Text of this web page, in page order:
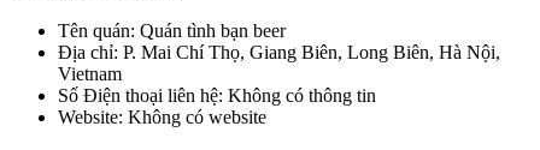
Tên quán: Quán tình bạn beer
Địa chỉ: P. Mai Chí Thọ, Giang Biên, Long Biên, Hà Nội,
Vietnam
Số Điện thoại liên hệ: Không có thông tin
Website: Không có website